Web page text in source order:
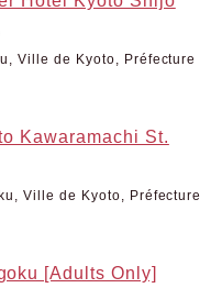
Ville de Kyoto, Préfecture
Kawaramachi St.
Ville de Kyoto, Préfecture
[Adults Only]